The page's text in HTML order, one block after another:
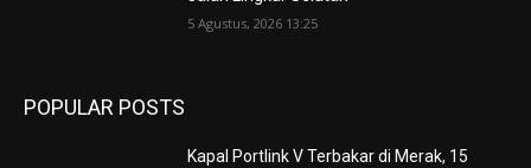
5 Agustus, 2026 13:25
POPULAR POSTS
Kapal Portlink V Terbakar di Merak, 15